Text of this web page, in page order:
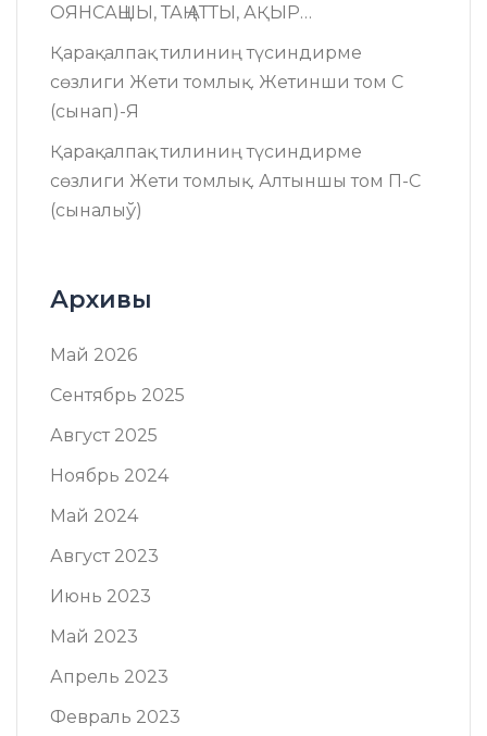
ОЯНСАҢШЫ, ТАҢ АТТЫ, АҚЫР…
Қарақалпақ тилиниң түсиндирме
сөзлиги Жети томлық. Жетинши том C
(сынап)-Я
Қарақалпақ тилиниң түсиндирме
сөзлиги Жети томлық. Алтыншы том П-C
(сыналыў)
Архивы
Май 2026
Сентябрь 2025
Август 2025
Ноябрь 2024
Май 2024
Август 2023
Июнь 2023
Май 2023
Апрель 2023
Февраль 2023